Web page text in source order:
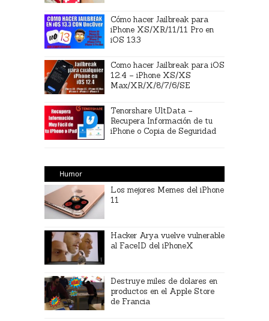
Cómo hacer Jailbreak para
iPhone XS/XR/11/11 Pro en
iOS 13.3
Como hacer Jailbreak para iOS
12.4 – iPhone XS/XS
Max/XR/X/8/7/6/SE
Tenorshare UltData –
Recupera Información de tu
iPhone o Copia de Seguridad
Humor
Los mejores Memes del iPhone
11
Hacker Arya vuelve vulnerable
al FaceID del iPhoneX
Destruye miles de dolares en
productos en el Apple Store
de Francia